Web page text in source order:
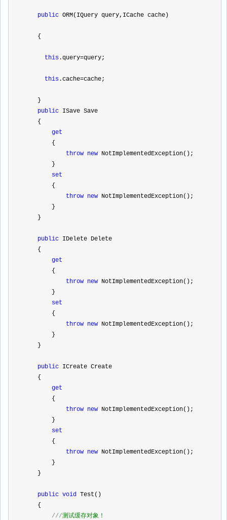
public ORM(IQuery query,ICache cache)
    {
this.query=query;
this.cache=cache;
    }
public ISave Save
    {
get
        {
throw new NotImplementedException();
        }
set
        {
throw new NotImplementedException();
        }
    }
public IDelete Delete
    {
get
        {
throw new NotImplementedException();
        }
set
        {
throw new NotImplementedException();
        }
    }
public ICreate Create
    {
get
        {
throw new NotImplementedException();
        }
set
        {
throw new NotImplementedException();
        }
    }
public void Test()
    {
///测试缓存对象！